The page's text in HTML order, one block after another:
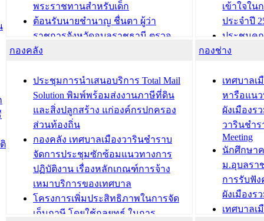
พระราชทานสำหรับเด็ก
ต้อนรับนายชำนาญ ชื่นตา ผู้ว่า
ราชการจังหวัดอุบลราชธานี ตรวจ
ความเรียบร้อยของสถานที่ในการเตรี
องคมนตรี
สำนักทะเบียนท้องถิ่นเทศบาลเมือง
วารินชำราบ ดำเนินการมอบทะเบียน
บ้าน ทร.14 และบัตรประจำตัว
ประชาชนบุคคลประเภท 8 แก่บุคคลที่
ได้รับการเพิ่มชื่อในทะเบียนบ้าน
(ท.ร.14) กรณีคนไม่มีสัญชาติไทยได้รับ
อนุญาตให้มีถิ่นที่อยู่
ประชุมคณะกรรมการประเมินผลการ
ควบคุมภายในของ สำนัก/กอง/
เข้าใจใน
ประจำปี
ประชุมค
ความเสี่ย
ประชุมที
ชีวา สร้า
ขับเคลื่อน
“เมืองแห่
บทความ อื่นๆ ...
กองคลัง
ประชุมการนำเสนอบริการ Total Mail
Solution พิมพ์พร้อมส่งงานภาษีที่ดิน
และสิ่งปลูกสร้าง แก่องค์กรปกครอง
ส่วนท้องถิ่น
กองคลัง เทศบาลเมืองวารินชำราบ
จัดการประชุมซักซ้อมแนวทางการ
ปฏิบัติงาน เรื่องหลักเกณฑ์การจ้าง
เหมาบริการของเทศบาล
โครงการเพิ่มประสิทธิภาพในการจัด
เก็บภาษี โดยใช้กลยุทธ์ ในการ
กองช่าง
เทศบาลเ
หารือแน
ผังเมืองร
วารินชำร
Meeting
นักศึกษา
ม.อุบลรา
การรับฟั
ผังเมืองร
เทศบาลเ